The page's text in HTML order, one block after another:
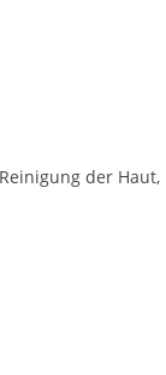
der